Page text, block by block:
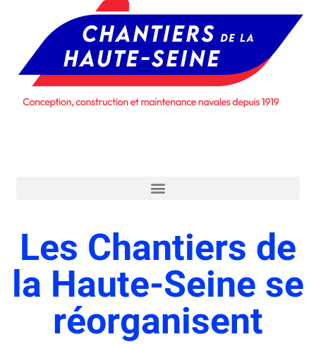
Les Chantiers de
la Haute-Seine se
réorganisent